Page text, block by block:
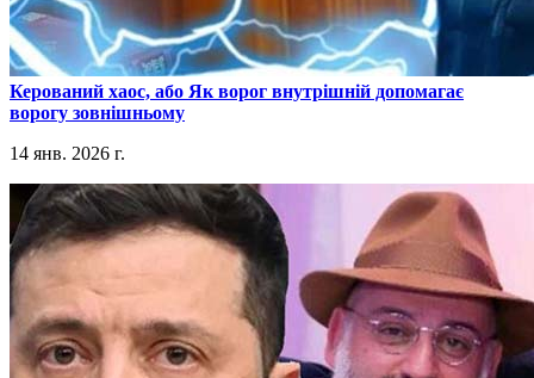
​Керований хаос, або Як ворог внутрішній допомагає
ворогу зовнішньому
14 янв. 2026 г.